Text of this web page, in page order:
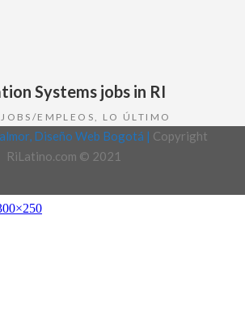
Systems jobs in RI
JOBS/EMPLEOS, LO ÚLTIMO
Diseño Web Bogotá | Copyright
RiLatino.com © 2021